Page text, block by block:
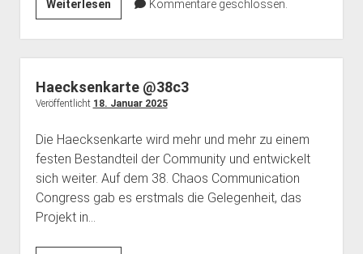
WeiterlesenNeues
Jahr,
neue
Haecksen!
Kommentare geschlossen.
Haecksenkarte @38c3
Veröffentlicht 18. Januar 2025
Die Haecksenkarte wird mehr und mehr zu einem
festen Bestandteil der Community und entwickelt
sich weiter. Auf dem 38. Chaos Communication
Congress gab es erstmals die Gelegenheit, das
Projekt in…